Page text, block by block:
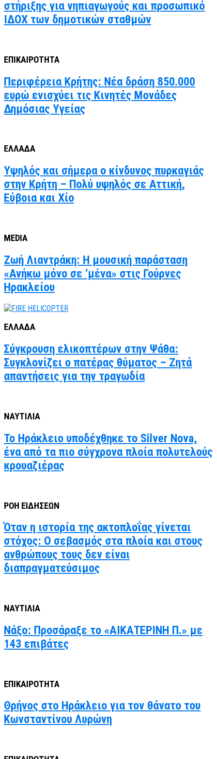
στήριξης για νηπιαγωγούς και προσωπικό
ΙΔΟΧ των δημοτικών σταθμών
ΕΠΙΚΑΙΡΟΤΗΤΑ
Περιφέρεια Κρήτης: Νέα δράση 850.000
ευρώ ενισχύει τις Κινητές Μονάδες
Δημόσιας Υγείας
ΕΛΛΑΔΑ
Υψηλός και σήμερα ο κίνδυνος πυρκαγιάς
στην Κρήτη – Πολύ υψηλός σε Αττική,
Εύβοια και Χίο
MEDIA
Ζωή Λιαντράκη: Η μουσική παράσταση
«Ανήκω μόνο σε ‘μένα» στις Γούρνες
Ηρακλείου
ΕΛΛΑΔΑ
Σύγκρουση ελικοπτέρων στην Ψάθα:
Συγκλονίζει ο πατέρας θύματος – Ζητά
απαντήσεις για την τραγωδία
ΝΑΥΤΙΛΙΑ
Το Ηράκλειο υποδέχθηκε το Silver Nova,
ένα από τα πιο σύγχρονα πλοία πολυτελούς
κρουαζιέρας
ΡΟΗ ΕΙΔΗΣΕΩΝ
Όταν η ιστορία της ακτοπλοΐας γίνεται
στόχος: Ο σεβασμός στα πλοία και στους
ανθρώπους τους δεν είναι
διαπραγματεύσιμος
ΝΑΥΤΙΛΙΑ
Νάξο: Προσάραξε το «ΑΙΚΑΤΕΡΙΝΗ Π.» με
143 επιβάτες
ΕΠΙΚΑΙΡΟΤΗΤΑ
Θρήνος στο Ηράκλειο για τον θάνατο του
Κωνσταντίνου Λυρώνη